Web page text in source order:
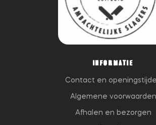
INFORMATIE
Contact en
Algemene voorwaarden
Afhalen en bezorgen